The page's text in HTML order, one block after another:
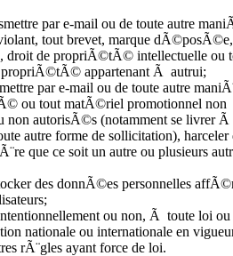
par e-mail ou de toute autre
tout brevet, marque dÃ©posÃ©e,
droit de propriÃ©tÃ© intellectuelle ou
propriÃ©tÃ© appartenant Ã autrui;
par e-mail ou de toute autre
ou tout matÃ©riel promotionnel non
non autorisÃ©s (notamment se livrer
autre forme de sollicitation), harceler
que ce soit un autre ou plusieurs
des donnÃ©es personnelles
ou non, Ã toute loi ou
nationale ou internationale en
rÃ¨gles ayant force de loi.